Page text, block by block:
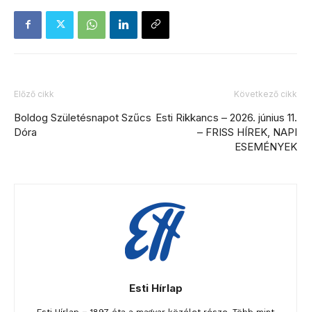
Előző cikk
Boldog Születésnapot Szűcs
Dóra
Következő cikk
Esti Rikkancs – 2026. június 11.
– FRISS HÍREK, NAPI
ESEMÉNYEK
Esti Hírlap